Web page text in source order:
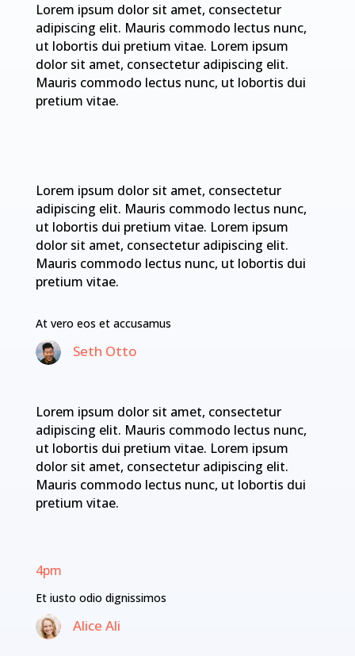
Lorem ipsum dolor sit amet, consectetur
adipiscing elit. Mauris commodo lectus nunc,
ut lobortis dui pretium vitae. Lorem ipsum
dolor sit amet, consectetur adipiscing elit.
Mauris commodo lectus nunc, ut lobortis dui
pretium vitae.
Lorem ipsum dolor sit amet, consectetur
adipiscing elit. Mauris commodo lectus nunc,
ut lobortis dui pretium vitae. Lorem ipsum
dolor sit amet, consectetur adipiscing elit.
Mauris commodo lectus nunc, ut lobortis dui
pretium vitae.
At vero eos et accusamus
Seth Otto
Lorem ipsum dolor sit amet, consectetur
adipiscing elit. Mauris commodo lectus nunc,
ut lobortis dui pretium vitae. Lorem ipsum
dolor sit amet, consectetur adipiscing elit.
Mauris commodo lectus nunc, ut lobortis dui
pretium vitae.
4pm
Et iusto odio dignissimos
Alice Ali